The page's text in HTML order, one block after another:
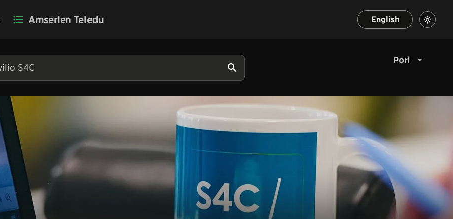
Amserlen Teledu English
Pori